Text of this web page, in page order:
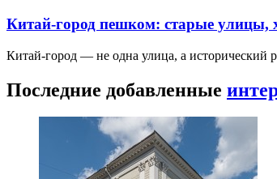
Китай-город пешком: старые улицы,
Китай-город — не одна улица, а
Последние добавленные